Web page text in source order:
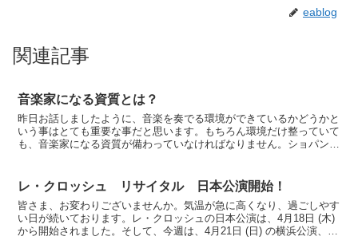
eablog
関連記事
音楽家になる資質とは？
昨日お話しましたように、音楽を奏でる環境ができているかどうかと
いう事はとても重要な事だと思います。もちろん環境だけ整っていて
も、音楽家になる資質が備わっていなければなりません。ショパンの
レ・クロッシュ リサイタル 日本公演開始！
皆さま、お変わりございませんか。気温が急に高くなり、過ごしやす
い日が続いております。レ・クロッシュの日本公演は、4月18日 (木)
から開始されました。そして、今週は、4月21日 (日) の横浜公演、今